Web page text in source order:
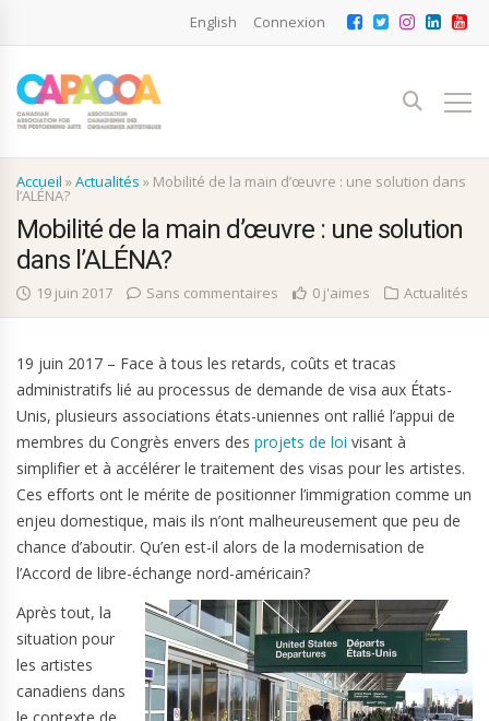
English Connexion
Accueil »Actualités » Mobilité de la main d’œuvre : une solution dans
l’ALÉNA?
Mobilité de la main d’œuvre : une solution
dans l’ALÉNA?
19 juin 2017 Sans commentaires 0 j'aimes Actualités
19 juin 2017 – Face à tous les retards, coûts et tracas
administratifs lié au processus de demande de visa aux États-
Unis, plusieurs associations états-uniennes ont rallié l’appui de
membres du Congrès envers des projets de loi visant à
simplifier et à accélérer le traitement des visas pour les artistes.
Ces efforts ont le mérite de positionner l’immigration comme un
enjeu domestique, mais ils n’ont malheureusement que peu de
chance d’aboutir. Qu’en est-il alors de la modernisation de
l’Accord de libre-échange nord-américain?
Après tout, la
situation pour
les artistes
canadiens dans